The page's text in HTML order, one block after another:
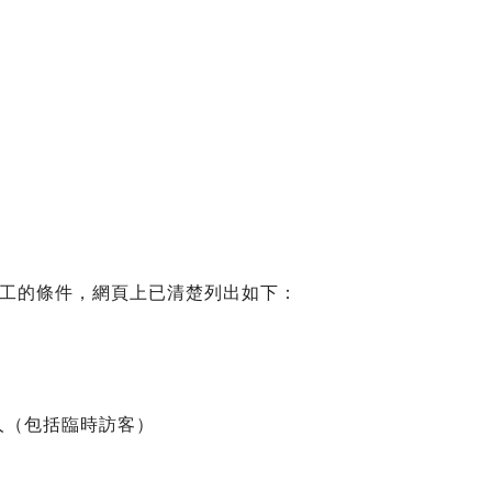
的條件，網頁上已清楚列出如下：
包括臨時訪客）